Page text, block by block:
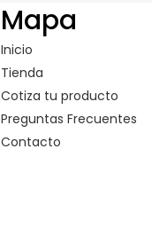
Mapa
Inicio
Tienda
Cotiza tu producto
Preguntas Frecuentes
Contacto